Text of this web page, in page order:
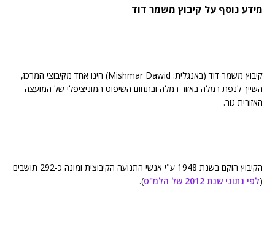
מידע נוסף על קיבוץ משמר דוד
קיבוץ משמר דוד (באנגלית: Mishmar Dawid) הינו אחד מקיבוצי המרכז,
השייך לנפת רמלה באזור רמלה ובתחום השיפוט המוניציפלי של המועצה
האזורית גזר.
הקיבוץ הוקם בשנת 1948 ע"י אנשי התנועה הקיבוצית ומונה כ-292 תושבים
(לפי נתוני שנת 2012 של הלמ"ס ).